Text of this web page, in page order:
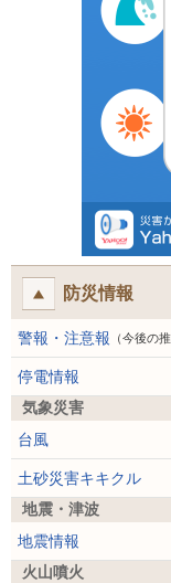
防災情報
警報・注意報 （今後の推
停電情報
気象災害
台風
土砂災害キキクル
地震・津波
地震情報
火山噴火